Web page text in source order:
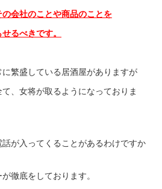
会社のことや商品のことを
るべきです。
繁盛している居酒屋がありますが
、女将が取るようになっておりま
が入ってくることがあるわけですか
徹底をしております。